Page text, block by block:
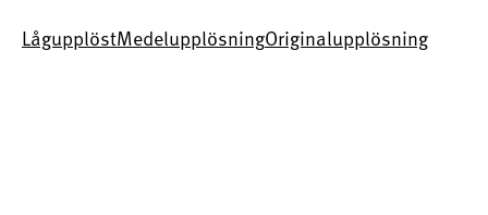
LågupplöstMedelupplösningOriginalupplösning